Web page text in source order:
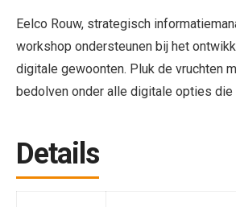
Eelco Rouw, strategisch
workshop ondersteunen bij het
digitale gewoonten. Pluk de vruchten
bedolven onder alle digitale opties die
Details